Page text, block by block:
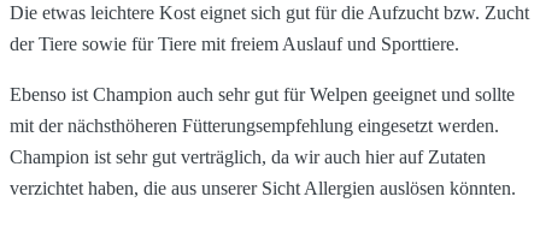
Die etwas leichtere Kost eignet sich gut für die Aufzucht bzw. Zucht
der Tiere sowie für Tiere mit freiem Auslauf und Sporttiere.
Ebenso ist Champion auch sehr gut für Welpen geeignet und sollte
mit der nächsthöheren Fütterungsempfehlung eingesetzt werden.
Champion ist sehr gut verträglich, da wir auch hier auf Zutaten
verzichtet haben, die aus unserer Sicht Allergien auslösen könnten.